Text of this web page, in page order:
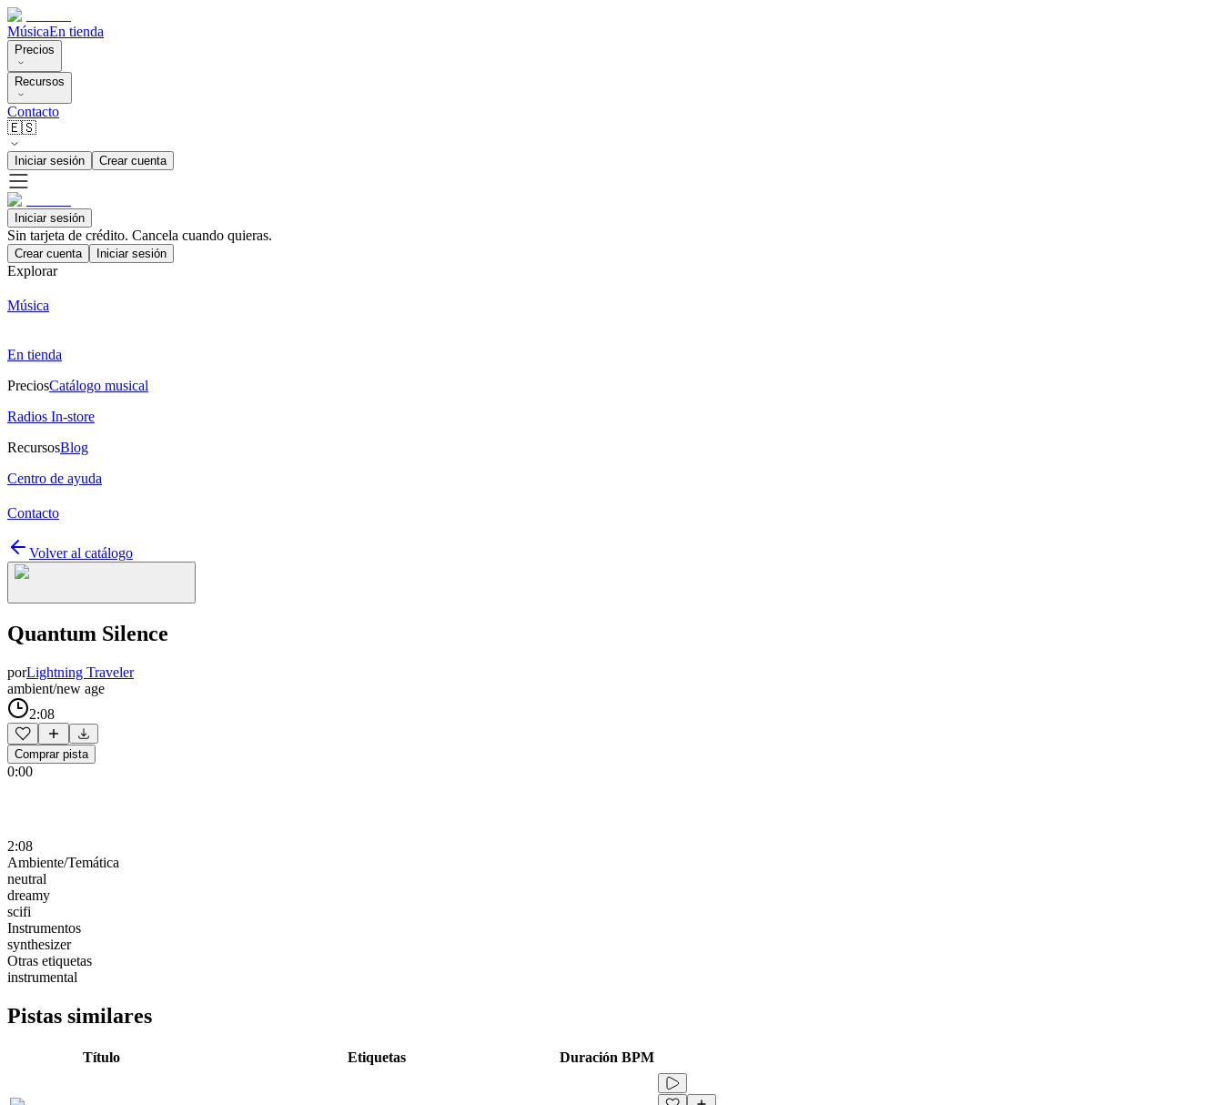
MúsicaEn tienda
Precios
Recursos
Contacto
🇪🇸
Iniciar sesión Crear cuenta
Iniciar sesión
Sin tarjeta de crédito. Cancela cuando quieras.
Crear cuenta Iniciar sesión
Explorar
Música
En tienda
PreciosCatálogo musical
Radios In-store
RecursosBlog
Centro de ayuda
Contacto
Volver al catálogo
Quantum Silence
porLightning Traveler
ambient/new age
2:08
Comprar pista
0:00
2:08
Ambiente/Temática
neutral
dreamy
scifi
Instrumentos
synthesizer
Otras etiquetas
instrumental
Pistas similares
Título Etiquetas Duración BPM